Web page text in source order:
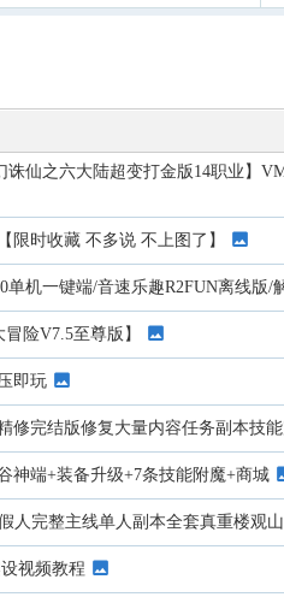
诛仙之六大陆超变打金版14职业】
限时收藏 不多说 不上图了】
单机一键端/音速乐趣R2FUN离线版/
险V7.5至尊版】
即玩
修完结版修复大量内容任务副本技
神端+装备升级+7条技能附魔+商城
人完整主线单人副本全套真重楼观
视频教程